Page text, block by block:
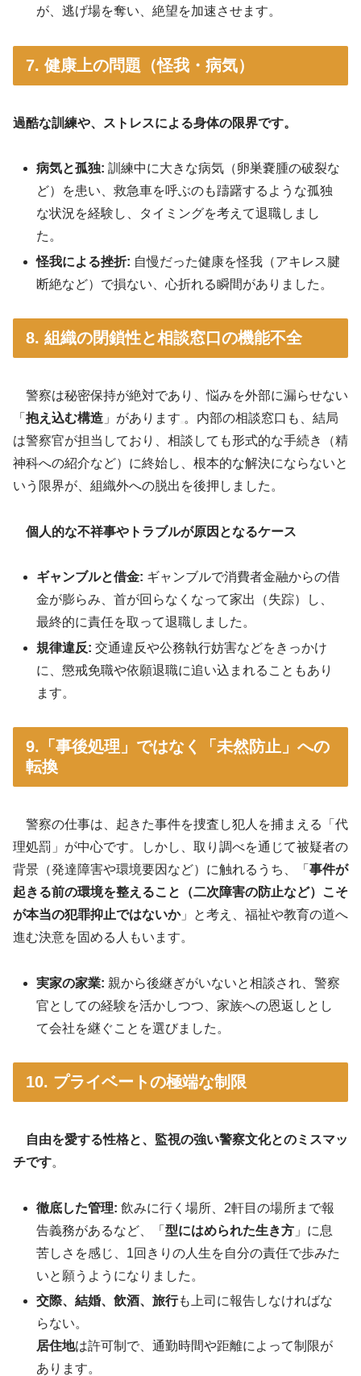
が、逃げ場を奪い、絶望を加速させます。
7. 健康上の問題（怪我・病気）
過酷な訓練や、ストレスによる身体の限界です。
病気と孤独: 訓練中に大きな病気（卵巣嚢腫の破裂な
ど）を患い、救急車を呼ぶのも躊躇するような孤独
な状況を経験し、タイミングを考えて退職しまし
た。
怪我による挫折: 自慢だった健康を怪我（アキレス腱
断絶など）で損ない、心折れる瞬間がありました 。
8. 組織の閉鎖性と相談窓口の機能不全
警察は秘密保持が絶対であり、悩みを外部に漏らせない
「 抱え込む構造 」があります 。内部の相談窓口も、結局
は警察官が担当しており、相談しても形式的な手続き（精
神科への紹介など）に終始し、根本的な解決にならないと
いう限界が、組織外への脱出を後押しました。
個人的な不祥事やトラブルが原因となるケース
ギャンブルと借金: ギャンブルで消費者金融からの借
金が膨らみ、首が回らなくなって家出（失踪）し、
最終的に責任を取って退職しました 。
規律違反: 交通違反や公務執行妨害などをきっかけ
に、懲戒免職や依願退職に追い込まれることもあり
ます。
9.「事後処理」ではなく「未然防止」への
転換
警察の仕事は、起きた事件を捜査し犯人を捕まえる「代
理処罰」が中心です。しかし、取り調べを通じて被疑者の
背景（発達障害や環境要因など）に触れるうち、「 事件が
起きる前の環境を整えること（二次障害の防止など）こそ
が本当の犯罪抑止ではないか」と考え、福祉や教育の道へ
進む決意を固める人もいます。
実家の家業: 親から後継ぎがいないと相談され、警察
官としての経験を活かしつつ、家族への恩返しとし
て会社を継ぐことを選びました 。
10. プライベートの極端な制限
自由を愛する性格と、監視の強い警察文化とのミスマッ
チです。
徹底した管理: 飲みに行く場所、2軒目の場所まで報
告義務があるなど、「型にはめられた生き方 」に息
苦しさを感じ、1回きりの人生を自分の責任で歩みた
いと願うようになりました 。
交際、結婚、飲酒、旅行も上司に報告しなければな
らない。
居住地は許可制で、通勤時間や距離によって制限が
あります。